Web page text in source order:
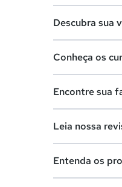
Descubra sua
Lista de
Conheça os
Cursos de
Cursos livres
Encontre sua
Faculdades na
Leia nossa
Entenda os